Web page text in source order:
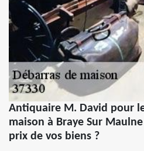
Antiquaire M. David pour
maison à Braye Sur
prix de vos biens ?